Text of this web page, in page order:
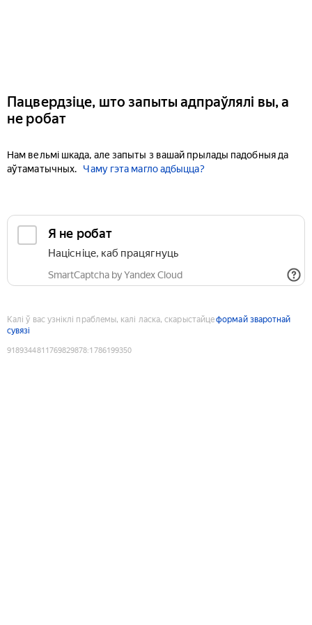
Пацвердзіце, што запыты адпраўлялі вы, а
не робат
Нам вельмі шкада, але запыты з вашай прылады падобныя да
аўтаматычных.
Чаму гэта магло адбыцца?
Я не робат
Націсніце, каб працягнуць
SmartCaptcha by Yandex Cloud
Калі ў вас узніклі праблемы, калі ласка, скарыстайцеформай зваротнай
сувязі
9189344811769829878:1786199350